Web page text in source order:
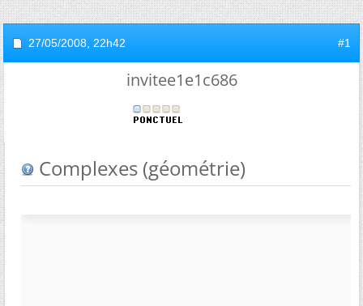
27/05/2008, 22h42 #1
invitee1e1c686
Complexes (géométrie)